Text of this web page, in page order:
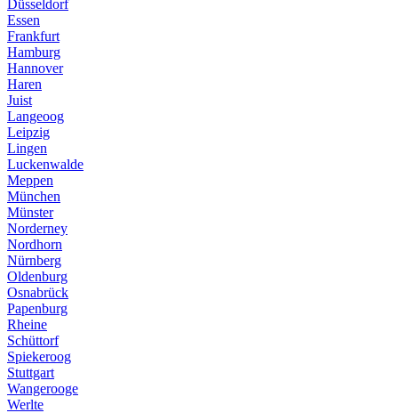
Düsseldorf
Essen
Frankfurt
Hamburg
Hannover
Haren
Juist
Langeoog
Leipzig
Lingen
Luckenwalde
Meppen
München
Münster
Norderney
Nordhorn
Nürnberg
Oldenburg
Osnabrück
Papenburg
Rheine
Schüttorf
Spiekeroog
Stuttgart
Wangerooge
Werlte